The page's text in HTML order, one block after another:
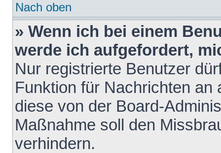
Nach oben
» Wenn ich bei einem
werde ich aufgefordert,
Nur registrierte Benutzer
Funktion für Nachrichten
diese von der Board-
Maßnahme soll den
verhindern.